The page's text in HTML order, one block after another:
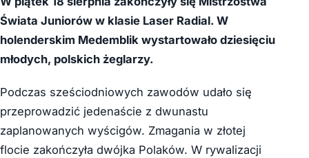
Świata Juniorów w klasie Laser Radial. W
holenderskim Medemblik wystartowało dziesięciu
młodych, polskich żeglarzy.
Podczas sześciodniowych zawodów udało się
przeprowadzić jedenaście z dwunastu
zaplanowanych wyścigów. Zmagania w złotej
flocie zakończyła dwójka Polaków. W rywalizacji